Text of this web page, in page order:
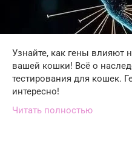
Узнайте, как гены влияют
вашей кошки! Всё о
тестирования для кошек.
интересно!
Читать полностью